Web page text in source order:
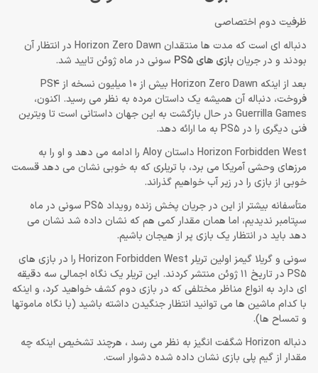
ظرفيت دوم اختصاصى
دنباله ای است که مدت ها منتقدان Horizon Zero Dawn در انتظار آن
بودند و در جریانبازی های PS5
سونی در ماه ژوئن تایید شد.
بعد از اینکه Horizon Zero Dawn بیش از 10 میلیون نسخه از PS4
فروخت، دنباله آن همیشه یک داستان مرده به نظر می رسید. اکنون،
Guerrilla Games در حال بازگشت به این جهان داستانی است تا ویترین
فنی دیگری را در PS5 به ما ارائه دهد.
Horizon Forbidden West داستان Aloy را ادامه می دهد و او را به
مرزهای وحشی آمریکا می برد، با تریلری که به خوبی نشان می دهد قسمت
خوبی از بازی را در زیر آب خواهیم گذراند.
متأسفانه بیشتر از این در جریان پخش زنده رویداد PS5 سونی در ماه
سپتامبر ندیدیم، اما همان مقدار کمی هم که نشان داده شد نشان می
دهد باید در انتظار یک بازی پر از هیجان باشیم.
سونی و گریلا گیمز اولین تریلر Horizon Forbidden West را در بازی های
PS5 در تاریخ 11 ژوئن منتشر کردند. این تریلر یک نگاه اجمالی سه دقیقه
ای دارد به انواع مناظر مختلفی که در بازی دوم کشف خواهید کرد، و اینکه
با کدام ماشین ها می توانید انتظار جنگیدن داشته باشید (با نگاه ماموتها
و تمساح ها).
دنباله Horizon شگفت انگیز به نظر می رسد ، هرچند تشخیص اینکه چه
مقدار از گیم پلی بازی نشان داده شده دشوار است.